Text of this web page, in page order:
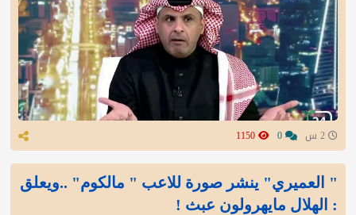
" العميري" ينشر صورة للاعب " مالكوم" ..ويعلق
: الهلال مايهرولون عبث !